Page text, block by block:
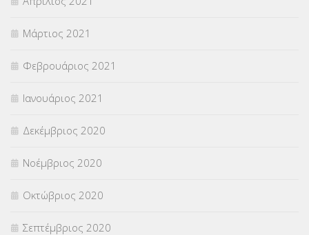
Μάρτιος 2021
Φεβρουάριος 2021
Ιανουάριος 2021
Δεκέμβριος 2020
Νοέμβριος 2020
Οκτώβριος 2020
Σεπτέμβριος 2020